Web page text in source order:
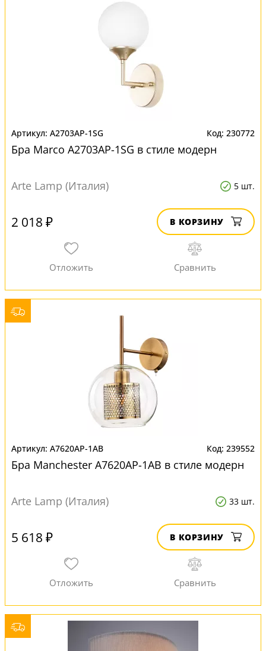
A2703AP-1SG 230772
Бра Marco A2703AP-1SG в стиле модерн
Arte Lamp (Италия) 5 шт.
2 018 ₽ В КОРЗИНУ
A7620AP-1AB 239552
Бра Manchester A7620AP-1AB в стиле модерн
Arte Lamp (Италия) 33 шт.
5 618 ₽ В КОРЗИНУ